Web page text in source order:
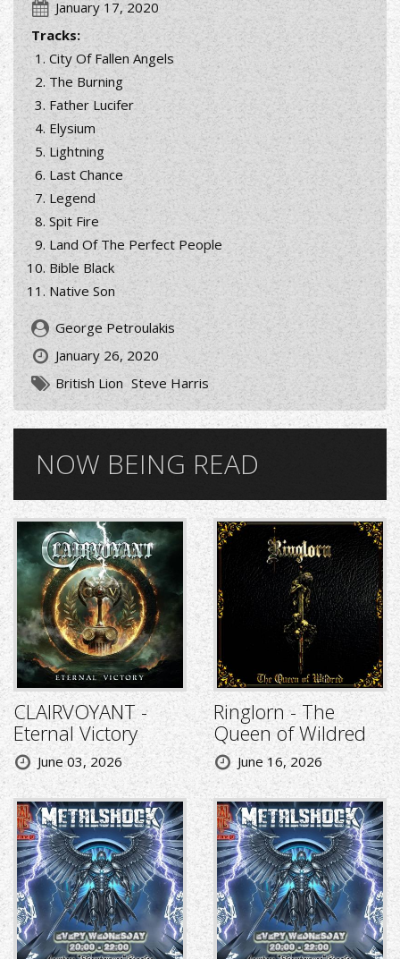
January 17, 2020
Tracks:
City Of Fallen Angels
The Burning
Father Lucifer
Elysium
Lightning
Last Chance
Legend
Spit Fire
Land Of The Perfect People
Bible Black
Native Son
George Petroulakis
January 26, 2020
British Lion Steve Harris
NOW BEING READ
CLAIRVOYANT -
Eternal Victory
June 03, 2026
Ringlorn - The
Queen of Wildred
June 16, 2026